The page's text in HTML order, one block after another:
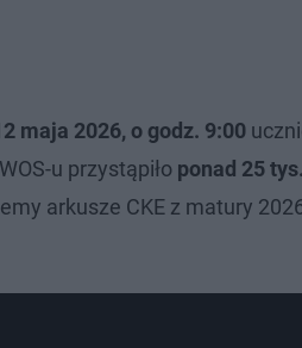
maja 2026, o godz. 9:00
u przystąpiło ponad 25
arkusze CKE z matury